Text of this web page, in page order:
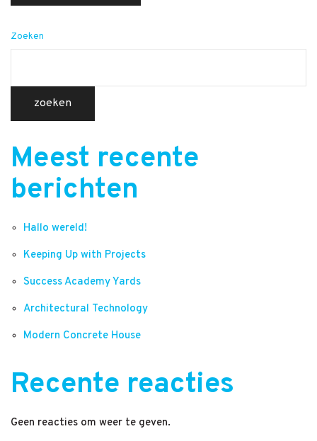
Zoeken
zoeken
Meest recente
berichten
Hallo wereld!
Keeping Up with Projects
Success Academy Yards
Architectural Technology
Modern Concrete House
Recente reacties
Geen reacties om weer te geven.